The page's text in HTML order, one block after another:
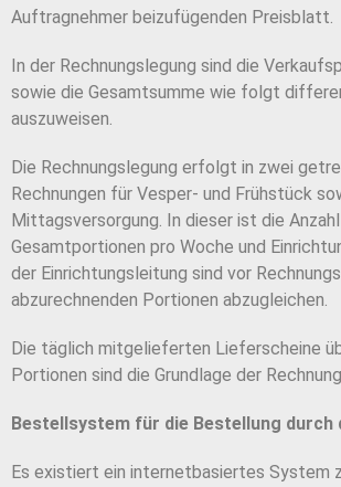
Auftragnehmer beizufügenden Preisblatt.
In der Rechnungslegung sind die
sowie die Gesamtsumme wie folgt
auszuweisen.
Die Rechnungslegung erfolgt in zwei
Rechnungen für Vesper- und Frühstück
Mittagsversorgung. In dieser ist die
Gesamtportionen pro Woche und
der Einrichtungsleitung sind vor
abzurechnenden Portionen abzugleichen.
Die täglich mitgelieferten Lieferscheine
Portionen sind die Grundlage der
Bestellsystem für die Bestellung durch
Es existiert ein internetbasiertes System